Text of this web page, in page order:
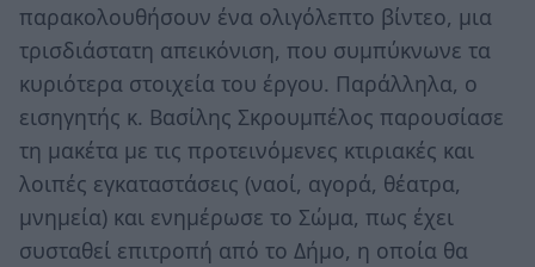
παρακολουθήσουν ένα ολιγόλεπτο βίντεο, μια
τρισδιάστατη απεικόνιση, που συμπύκνωνε τα
κυριότερα στοιχεία του έργου. Παράλληλα, ο
εισηγητής κ. Βασίλης Σκρουμπέλος παρουσίασε
τη μακέτα με τις προτεινόμενες κτιριακές και
λοιπές εγκαταστάσεις (ναοί, αγορά, θέατρα,
μνημεία) και ενημέρωσε το Σώμα, πως έχει
συσταθεί επιτροπή από το Δήμο, η οποία θα